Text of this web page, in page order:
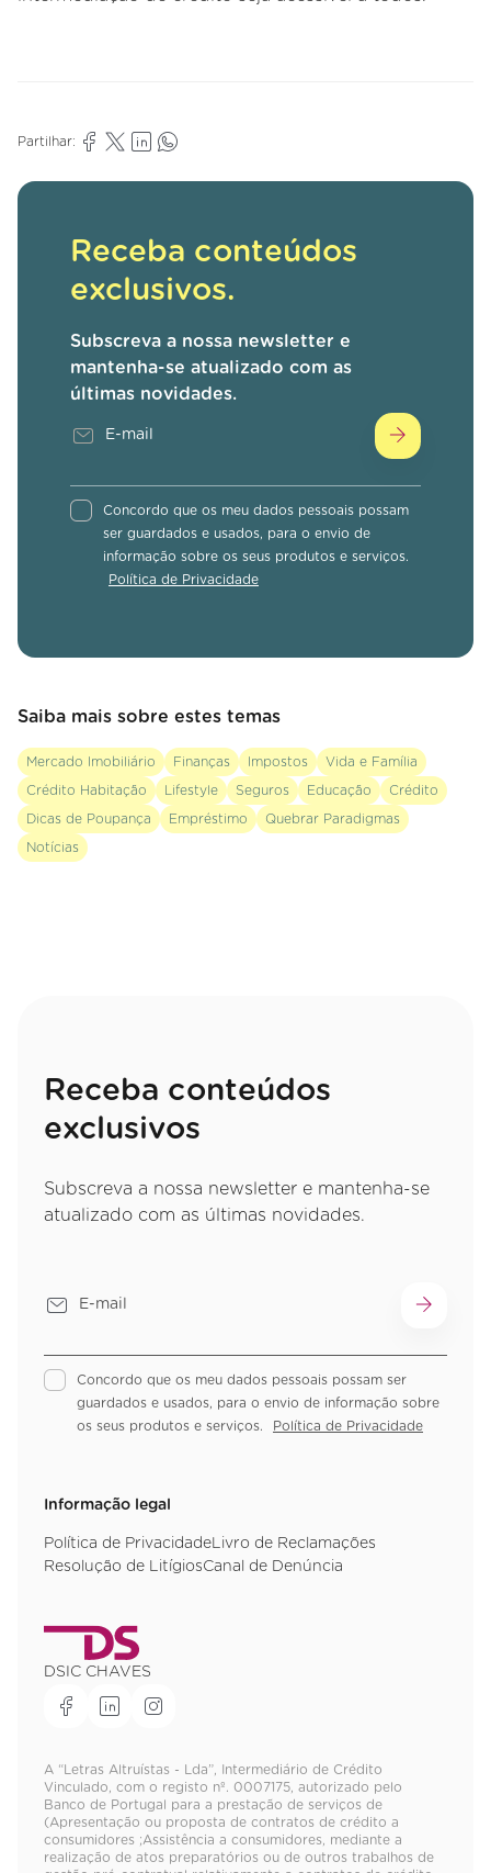
Partilhar:
Receba conteúdos
exclusivos.
Subscreva a nossa newsletter e
mantenha-se atualizado com as
últimas novidades.
Concordo que os meu dados pessoais possam
ser guardados e usados, para o envio de
informação sobre os seus produtos e serviços.
Política de Privacidade
Saiba mais sobre estes temas
Mercado Imobiliário Finanças Impostos Vida e Família
Crédito Habitação Lifestyle Seguros Educação Crédito
Dicas de Poupança Empréstimo Quebrar Paradigmas
Notícias
Receba conteúdos
exclusivos
Subscreva a nossa newsletter e mantenha-se
atualizado com as últimas novidades.
Concordo que os meu dados pessoais possam ser
guardados e usados, para o envio de informação sobre
os seus produtos e serviços.
Política de Privacidade
Informação legal
Política de Privacidade Livro de Reclamações
Resolução de LitígiosCanal de Denúncia
DSIC CHAVES
A “Letras Altruístas - Lda”, Intermediário de Crédito
Vinculado, com o registo nº. 0007175, autorizado pelo
Banco de Portugal para a prestação de serviços de
(Apresentação ou proposta de contratos de crédito a
consumidores ;Assistência a consumidores, mediante a
realização de atos preparatórios ou de outros trabalhos de